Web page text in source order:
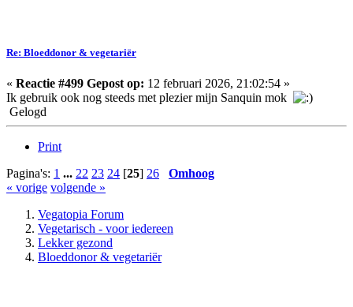
Re: Bloeddonor & vegetariër
« Reactie #499 Gepost op: 12 februari 2026, 21:02:54 »
Ik gebruik ook nog steeds met plezier mijn Sanquin mok
Gelogd
Print
Pagina's: 1 ... 22 23 24 [25] 26
Omhoog
« vorige volgende »
Vegatopia Forum
Vegetarisch - voor iedereen
Lekker gezond
Bloeddonor & vegetariër